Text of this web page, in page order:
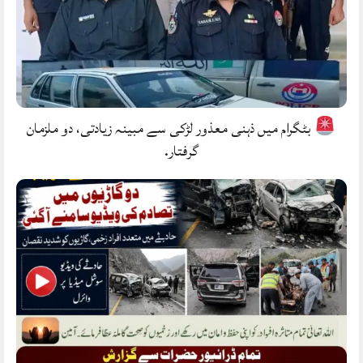
بٹگرام میں ذہنی معذور لڑکی سے مبینہ زیادتی، دو ملزمان
گرفتار.